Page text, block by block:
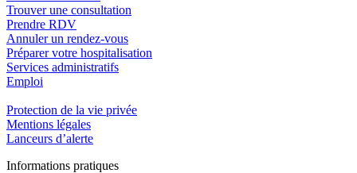
Trouver une consultation
Prendre RDV
Annuler un rendez-vous
Préparer votre hospitalisation
Services administratifs
Emploi​
Protection de la vie privée
Mentions légales
Lanceurs d’alerte
Informations pratiques